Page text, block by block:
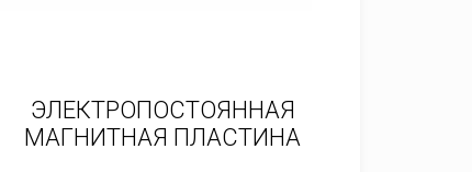
ЭЛЕКТРОПОСТОЯННАЯ
МАГНИТНАЯ ПЛАСТИНА